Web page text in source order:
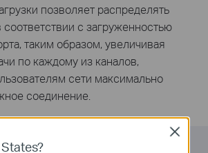
позволяет распределять
соответствии с загруженностью
таким образом, увеличивая
по каждому из каналов,
сети максимально
соединение.
Close